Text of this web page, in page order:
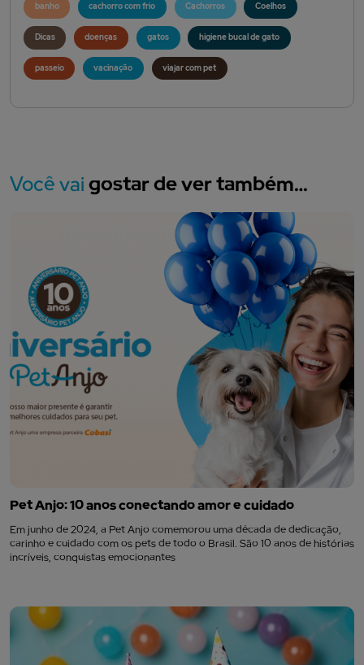
banho cachorro com frio Cachorros Coelhos
Dicas doenças gatos higiene bucal de gato
passeio vacinação viajar com pet
Você vaigostar de ver também…
Pet Anjo: 10 anos conectando amor e cuidado
Em junho de 2024, a Pet Anjo comemorou uma década de dedicação,
carinho e cuidado com os pets de todo o Brasil. São 10 anos de histórias
incríveis, conquistas emocionantes